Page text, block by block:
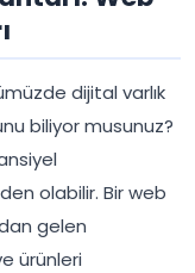
dijital varlık
biliyor musunuz?
olabilir. Bir web
gelen
ürünleri